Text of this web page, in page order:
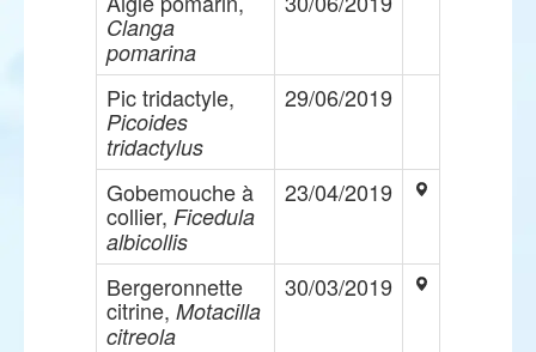
Clanga
pomarina
Pic tridactyle,
Picoides
tridactylus
29/06/2019
Gobemouche à
collier, Ficedula
albicollis
23/04/2019
Bergeronnette
citrine, Motacilla
citreola
30/03/2019